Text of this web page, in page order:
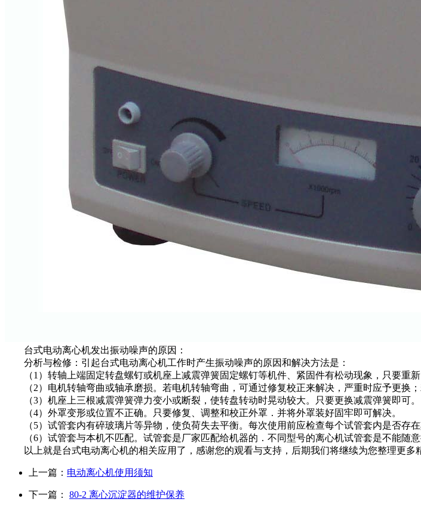
台式电动离心机发出振动噪声的原因：
分析与检修：引起台式电动离心机工作时产生振动噪声的原因和解决方法是：
（1）转轴上端固定转盘螺钉或机座上减震弹簧固定螺钉等机件、紧固件有松动现象，只要重新
（2）电机转轴弯曲或轴承磨损。若电机转轴弯曲，可通过修复校正来解决，严重时应予更换；
（3）机座上三根减震弹簧弹力变小或断裂，使转盘转动时晃动较大。只要更换减震弹簧即可。
（4）外罩变形或位置不正确。只要修复、调整和校正外罩．并将外罩装好固牢即可解决。
（5）试管套内有碎玻璃片等异物，使负荷失去平衡。每次使用前应检查每个试管套内是否存在
（6）试管套与本机不匹配。试管套是厂家匹配给机器的．不同型号的离心机试管套是不能随意
以上就是台式电动离心机的相关应用了，感谢您的观看与支持，后期我们将继续为您整理更多
上一篇： 电动离心机使用须知
下一篇： 80-2 离心沉淀器的维护保养